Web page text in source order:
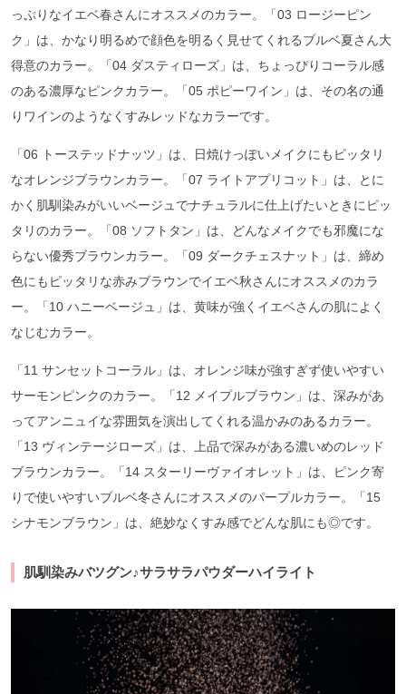
っぷりなイエベ春さんにオススメのカラー。「03 ロージーピン
ク」は、かなり明るめで顔色を明るく見せてくれるブルベ夏さん大
得意のカラー。「04 ダスティローズ」は、ちょっぴりコーラル感
のある濃厚なピンクカラー。「05 ポピーワイン」は、その名の通
りワインのようなくすみレッドなカラーです。
「06 トーステッドナッツ」は、日焼けっぽいメイクにもピッタリ
なオレンジブラウンカラー。「07 ライトアプリコット」は、とに
かく肌馴染みがいいベージュでナチュラルに仕上げたいときにピッ
タリのカラー。「08 ソフトタン」は、どんなメイクでも邪魔にな
らない優秀ブラウンカラー。「09 ダークチェスナット」は、締め
色にもピッタリな赤みブラウンでイエベ秋さんにオススメのカラ
ー。「10 ハニーベージュ」は、黄味が強くイエベさんの肌によく
なじむカラー。
「11 サンセットコーラル」は、オレンジ味が強すぎず使いやすい
サーモンピンクのカラー。「12 メイプルブラウン」は、深みがあ
ってアンニュイな雰囲気を演出してくれる温かみのあるカラー。
「13 ヴィンテージローズ」は、上品で深みがある濃いめのレッド
ブラウンカラー。「14 スターリーヴァイオレット」は、ピンク寄
りで使いやすいブルベ冬さんにオススメのパープルカラー。「15
シナモンブラウン」は、絶妙なくすみ感でどんな肌にも◎です。
肌馴染みバツグン♪サラサラパウダーハイライト